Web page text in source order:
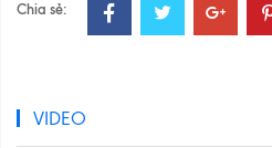
Chia sẻ:
VIDEO